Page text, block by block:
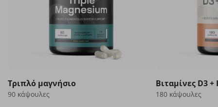
Τριπλό μαγνήσιο
90 κάψουλες
Βιταμίνες D3 +
180 κάψουλες